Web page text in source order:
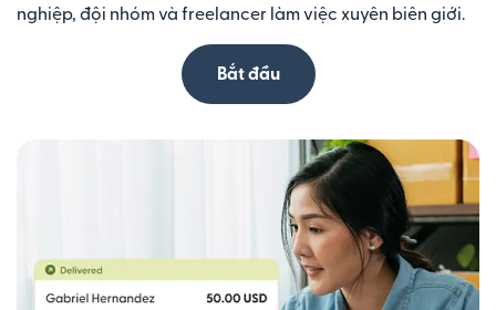
nghiệp, đội nhóm và freelancer làm việc xuyên biên giới.
Bắt đầu